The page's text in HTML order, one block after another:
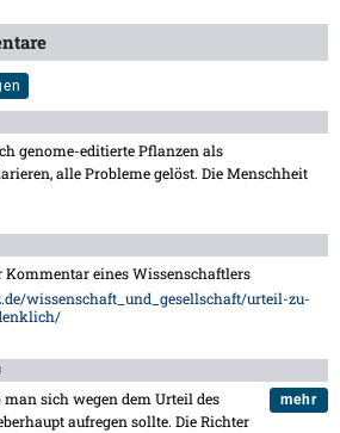
genome-editierte Pflanzen als
alle Probleme gelöst. Die Menschheit
eines Wissenschaftlers
wissenschaft_und_gesellschaft/urteil-zu-
mehr
sich wegen dem Urteil des
aufregen sollte. Die Richter